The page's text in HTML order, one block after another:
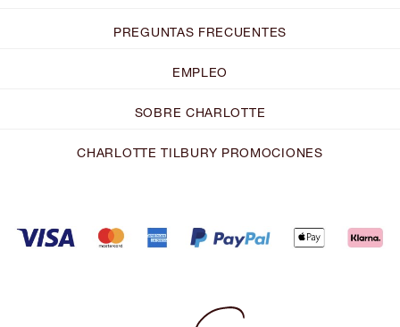
PREGUNTAS FRECUENTES
EMPLEO
SOBRE CHARLOTTE
CHARLOTTE TILBURY PROMOCIONES